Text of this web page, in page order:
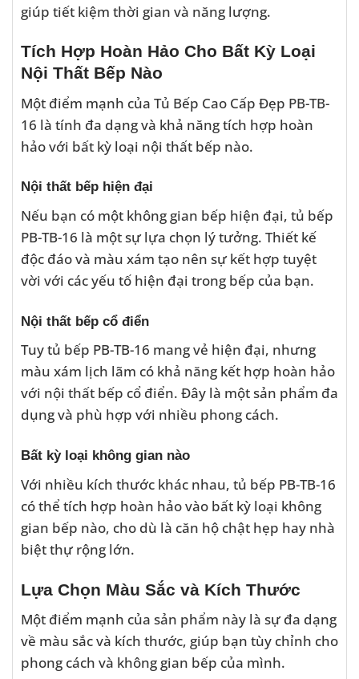
giúp tiết kiệm thời gian và năng lượng.
Tích Hợp Hoàn Hảo Cho Bất Kỳ Loại
Nội Thất Bếp Nào
Một điểm mạnh của Tủ Bếp Cao Cấp Đẹp PB-TB-
16 là tính đa dạng và khả năng tích hợp hoàn
hảo với bất kỳ loại nội thất bếp nào.
Nội thất bếp hiện đại
Nếu bạn có một không gian bếp hiện đại, tủ bếp
PB-TB-16 là một sự lựa chọn lý tưởng. Thiết kế
độc đáo và màu xám tạo nên sự kết hợp tuyệt
vời với các yếu tố hiện đại trong bếp của bạn.
Nội thất bếp cổ điển
Tuy tủ bếp PB-TB-16 mang vẻ hiện đại, nhưng
màu xám lịch lãm có khả năng kết hợp hoàn hảo
với nội thất bếp cổ điển. Đây là một sản phẩm đa
dụng và phù hợp với nhiều phong cách.
Bất kỳ loại không gian nào
Với nhiều kích thước khác nhau, tủ bếp PB-TB-16
có thể tích hợp hoàn hảo vào bất kỳ loại không
gian bếp nào, cho dù là căn hộ chật hẹp hay nhà
biệt thự rộng lớn.
Lựa Chọn Màu Sắc và Kích Thước
Một điểm mạnh của sản phẩm này là sự đa dạng
về màu sắc và kích thước, giúp bạn tùy chỉnh cho
phong cách và không gian bếp của mình.